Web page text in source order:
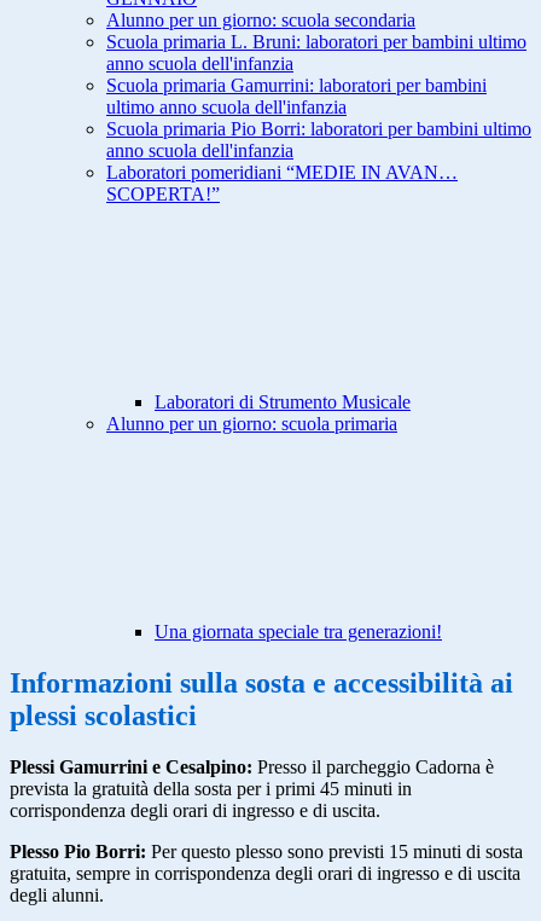
Alunno per un giorno: scuola secondaria
Scuola primaria L. Bruni: laboratori per bambini ultimo
anno scuola dell'infanzia
Scuola primaria Gamurrini: laboratori per bambini
ultimo anno scuola dell'infanzia
Scuola primaria Pio Borri: laboratori per bambini ultimo
anno scuola dell'infanzia
Laboratori pomeridiani “MEDIE IN AVAN…
SCOPERTA!”
Laboratori di Strumento Musicale
Alunno per un giorno: scuola primaria
Una giornata speciale tra generazioni!
Informazioni sulla sosta e accessibilità ai
plessi scolastici
Plessi Gamurrini e Cesalpino: Presso il parcheggio Cadorna è
prevista la gratuità della sosta per i primi 45 minuti in
corrispondenza degli orari di ingresso e di uscita.
Plesso Pio Borri: Per questo plesso sono previsti 15 minuti di sosta
gratuita, sempre in corrispondenza degli orari di ingresso e di uscita
degli alunni.